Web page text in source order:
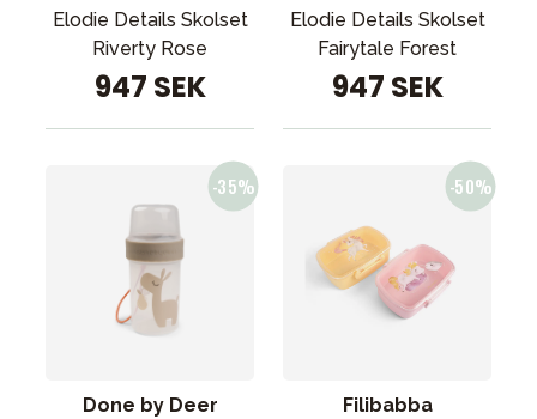
Elodie Details Skolset
Riverty Rose
947 SEK
Elodie Details Skolset
Fairytale Forest
947 SEK
Done by Deer
Filibabba